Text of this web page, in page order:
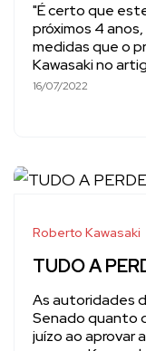
"É certo que
próximos 4
medidas que o
Kawasaki no
16/07/2022
Roberto Kawasaki
TUDO A
As autoridades
Senado quanto
juízo ao aprovar